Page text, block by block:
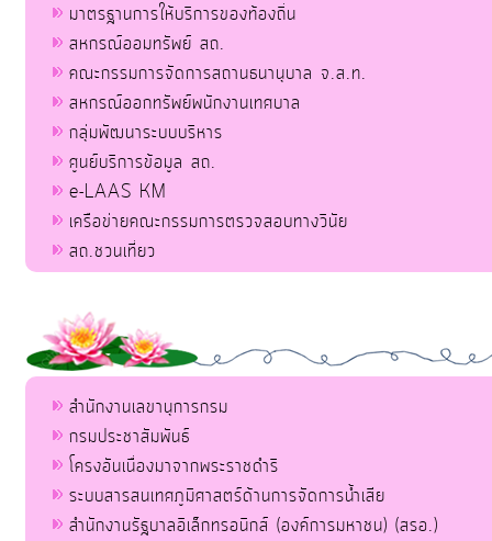
มาตรฐานการให้บริการของท้องถิ่น
สหกรณ์ออมทรัพย์ สถ.
คณะกรรมการจัดการสถานธนานุบาล จ.ส.ท.
สหกรณ์ออกทรัพย์พนักงานเทศบาล
กลุ่มพัฒนาระบบบริหาร
ศูนย์บริการข้อมูล สถ.
e-LAAS KM
เครือข่ายคณะกรรมการตรวจสอบทางวินัย
สถ.ชวนเที่ยว
สำนักงานเลขานุการกรม
กรมประชาสัมพันธ์
โครงอันเนื่องมาจากพระราชดำริ
ระบบสารสนเทศภูมิศาสตร์ด้านการจัดการน้ำเสีย
สำนักงานรัฐบาลอิเล็กทรอนิกส์ (องค์การมหาชน) (สรอ.)